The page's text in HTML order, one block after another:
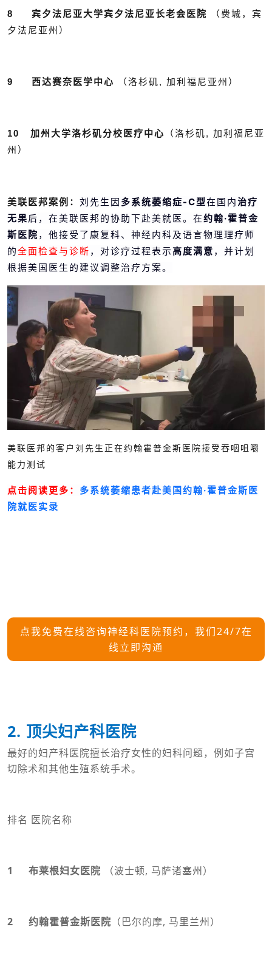
8 宾夕法尼亚大学宾夕法尼亚长老会医院
（费城，宾
夕法尼亚州）
9 西达赛奈医学中心 （洛杉矶, 加利福尼亚州）
10 加州大学洛杉矶分校医疗中心
（洛杉矶, 加利福尼亚
州）
美联医邦案例： 刘先生因 多系统萎缩症-C型在国内治疗
无果后，在美联医邦的协助下赴美就医。在约翰·霍普金
斯医院 ，他接受了康复科、神经内科及语言物理理疗师
的全面检查与诊断 ，对诊疗过程表示高度满意 ，并计划
根据美国医生的建议调整治疗方案。
美联医邦的客户刘先生正在约翰霍普金斯医院接受吞咽咀嚼
能力测试
点击阅读更多： 多系统萎缩患者赴美国约翰·霍普金斯医
院就医实录
点我免费在线咨询神经科医院预约，我们24/7在
线立即沟通
2. 顶尖妇产科医院
最好的妇产科医院擅长治疗女性的妇科问题，例如子宫
切除术和其他生殖系统手术。
排名 医院名称
1 布莱根妇女医院 （波士顿, 马萨诸塞州）
2 约翰霍普金斯医院 （巴尔的摩, 马里兰州）